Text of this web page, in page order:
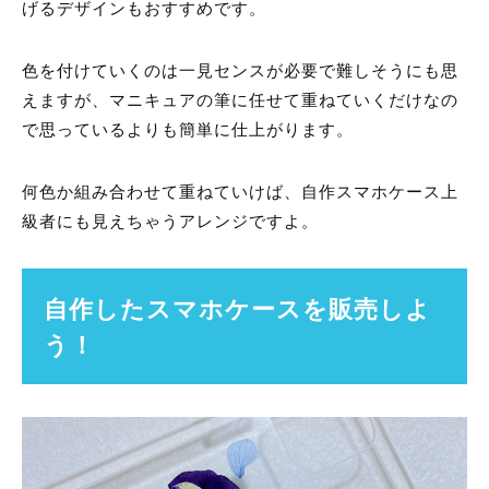
げるデザインもおすすめです。
色を付けていくのは一見センスが必要で難しそうにも思
えますが、マニキュアの筆に任せて重ねていくだけなの
で思っているよりも簡単に仕上がります。
何色か組み合わせて重ねていけば、自作スマホケース上
級者にも見えちゃうアレンジですよ。
自作したスマホケースを販売しよ
う！